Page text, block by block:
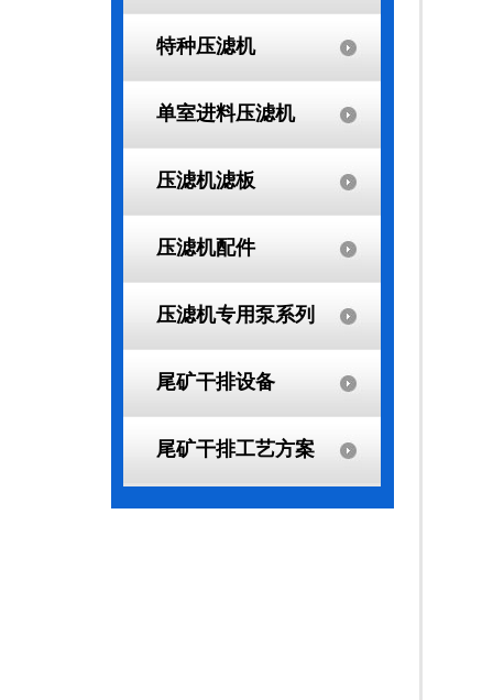
特种压滤机
单室进料压滤机
压滤机滤板
压滤机配件
压滤机专用泵系列
尾矿干排设备
尾矿干排工艺方案